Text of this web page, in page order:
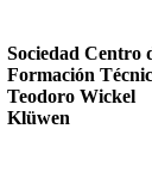
Sociedad Centro
Formación
Teodoro Wickel
Klüwen